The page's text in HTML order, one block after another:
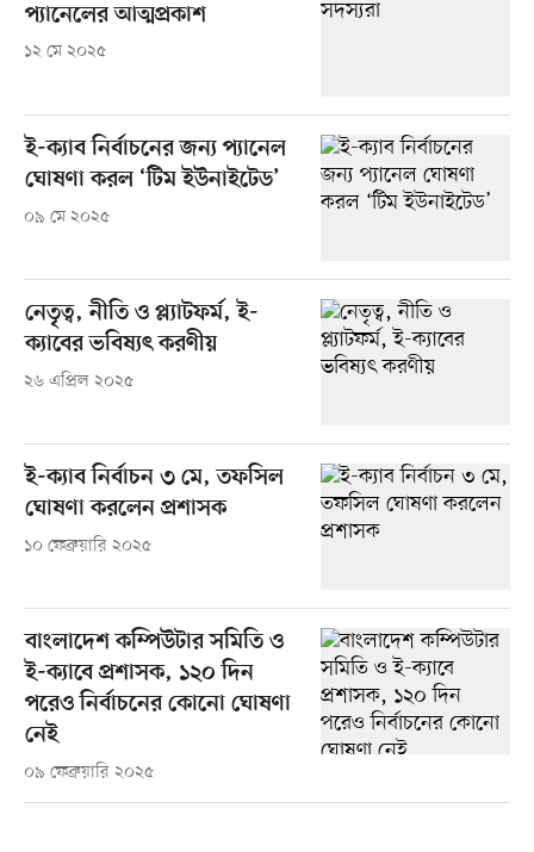
প্যানেলের আত্মপ্রকাশ
১২ মে ২০২৫
ই-ক্যাব নির্বাচনের জন্য প্যানেল
ঘোষণা করল ‘টিম ইউনাইটেড’
০৯ মে ২০২৫
নেতৃত্ব, নীতি ও প্ল্যাটফর্ম, ই-
ক্যাবের ভবিষ্যৎ করণীয়
২৬ এপ্রিল ২০২৫
ই-ক্যাব নির্বাচন ৩ মে, তফসিল
ঘোষণা করলেন প্রশাসক
১০ ফেব্রুয়ারি ২০২৫
বাংলাদেশ কম্পিউটার সমিতি ও
ই-ক্যাবে প্রশাসক, ১২০ দিন
পরেও নির্বাচনের কোনো ঘোষণা
নেই
০৯ ফেব্রুয়ারি ২০২৫